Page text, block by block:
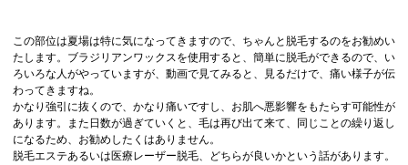
この部位は夏場は特に気になってきますので、ちゃんと脱毛するのをお勧めい
たします。ブラジリアンワックスを使用すると、簡単に脱毛ができるので、い
ろいろな人がやっていますが、動画で見てみると、見るだけで、痛い様子が伝
わってきますね。
かなり強引に抜くので、かなり痛いですし、お肌へ悪影響をもたらす可能性が
あります。また日数が過ぎていくと、毛は再び出て来て、同じことの繰り返し
になるため、お勧めしたくはありません。
脱毛エステあるいは医療レーザー脱毛、どちらが良いかという話があります。